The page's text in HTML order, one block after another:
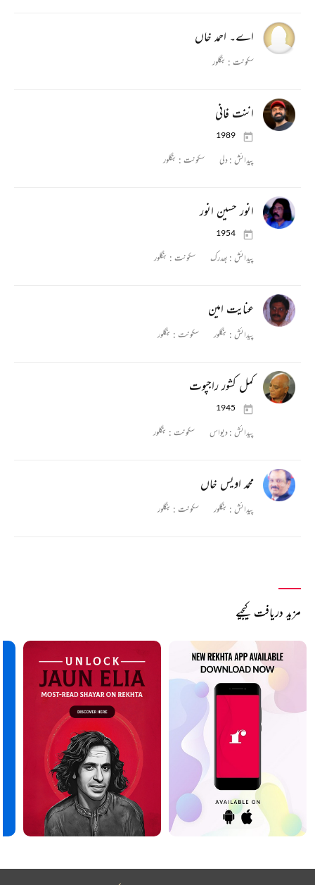
اے۔ احمد خاں
سکونت : بنگلور
اننت فانی
1989
پیدائش :دلی سکونت : بنگلور
انور حسین انور
1954
پیدائش : بھدرک سکونت : بنگلور
عنایت امین
پیدائش : بنگلور سکونت : بنگلور
کمل کشور راجپوت
1945
پیدائش :دیواس سکونت : بنگلور
محمد اویس خاں
پیدائش : بنگلور سکونت : بنگلور
مزید دریافت کیجیے